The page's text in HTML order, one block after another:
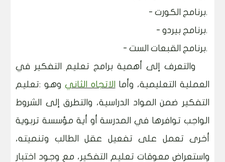
- برنامج الكورت.
- برنامج بيردو.
- برنامج القبعات الست.
والتعرف إلى أهمية برامج تعليم التفكير في
العملية التعليمية، وأما
الاتجاه الثاني وهو :تعليم
التفكير ضمن المواد الدراسية، والتطرق إلى الشروط
الواجب توافرها في المدرسة أو أية مؤسسة تربوية
أخرى تعمل على تفعيل عقل الطالب وتنميته،
واستعراض معوقات تعليم التفكير، مع وجود اختبار